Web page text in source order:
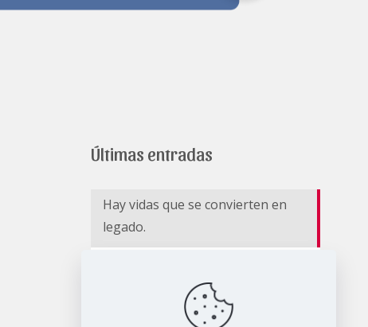
Últimas entradas
Hay vidas que se convierten en
legado.
BOLETÍN DE MONITOREO –